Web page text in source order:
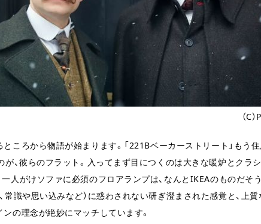
（
ころから物語が始まります。「221Bベーカーストリート」もう住
、彼らのフラット。入ってまず目につくのは大きな暖炉とクラ
人がけソファに必須のフロアランプは、なんとIKEAのものだそ
常識や思い込みなど）に惑わされない研ぎ澄まされた感覚と、上
の理念が絶妙にマッチしています。